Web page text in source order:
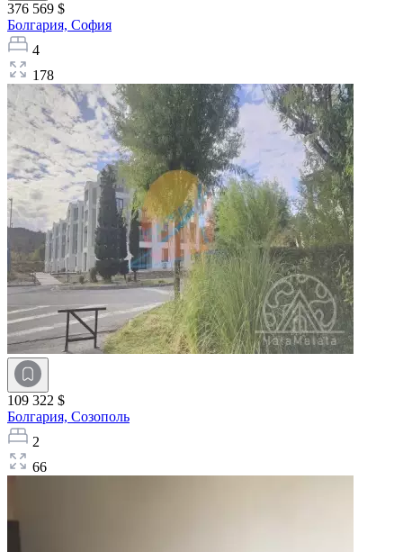
376 569 $
Болгария, София
4
178
109 322 $
Болгария, Созополь
2
66